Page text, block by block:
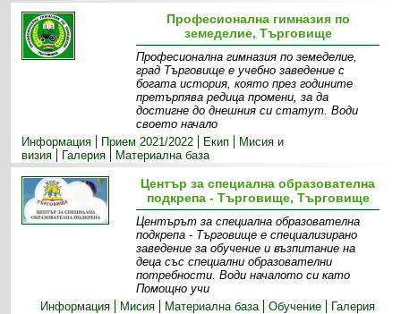
Професионална гимназия по
земеделие, Търговище
Професионална гимназия по земеделие,
град Търговище е учебно заведение с
богата история, която през годините
претърпява редица промени, за да
достигне до днешния си статут. Води
своето начало
Информация
Прием 2021/2022 Екип
Мисия и
визия
Галерия Материална база
Център за специална образователна
подкрепа - Търговище, Търговище
Центърът за специална образователна
подкрепа - Търговище е специализирано
заведение за обучение и възпитание на
деца със специални образователни
потребности. Води началото си като
Помощно учи
Информация
Мисия Материална база Обучение Галерия